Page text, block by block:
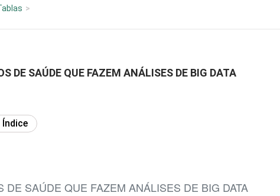
DE SAÚDE QUE FAZEM ANÁLISES DE BIG DATA
Índice
DE SAÚDE QUE FAZEM ANÁLISES DE BIG DATA